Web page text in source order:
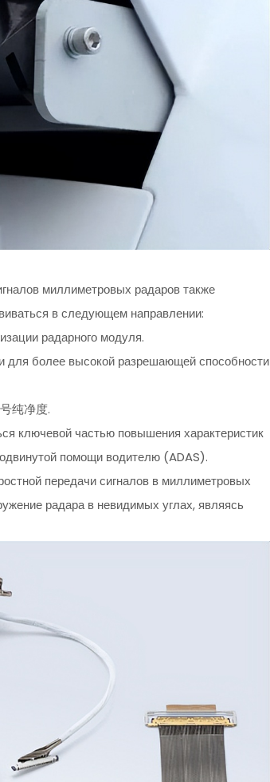
миллиметровых радаров также
в следующем направлении:
радарного модуля.
для более высокой разрешающей способности
纯净度.
ключевой частью повышения характеристик
помощи водителю (ADAS).
передачи сигналов в миллиметровых
радара в невидимых углах, являясь